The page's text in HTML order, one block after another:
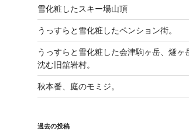
雪化粧したスキー場山頂
うっすらと雪化粧したペンション街。
うっすらと雪化粧した会津駒ヶ岳、燧ヶ
沈む旧舘岩村。
秋本番、庭のモミジ。
過去の投稿